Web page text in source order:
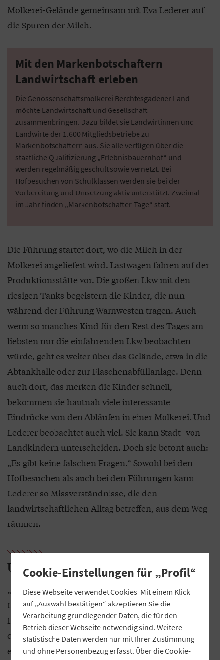
Molkerei-Gelände gemeinsam mit Eva Lederer auf
die Spuren der Milch.
Mit den Markenbotschaftern
Landwirtschaft erleben
Die Genossenschaftsmolkerei Berchtesgadener Land
möchte Landwirtschaft und Gesellschaft
zusammenbringen. Dazu bildet sie Landwirtinnen und
Landwirte der 1.600 Mitgliedsbetriebe zu
Markenbotschaftern aus. Sie alle verfügen über die
staatliche Qualifizierung „Erlebnisbauernhof“ und
werden regelmäßig geschult sowie vernetzt. Bei
Hofbesuchen von Schulklassen werden sie bei der
Vorbereitung und Umsetzung aktiv unterstützt. Zweimal
im Jahr finden „Markenbotschafter-Tage“ statt.
Die Führung startet dort, wo die Milch in der
Molkerei angeliefert wird. Lastwagen fahren auf der
Produktionsstätte vor. Die großen Lkw mit den
riesigen Tanks begeistern die Kinder, die nun
während der Führung Warnwesten tragen. Auch
wenn so manches Kind für den Rest des Tages am
liebsten nur die einfahrenden Lkw beobachten
würde, geht es weiter über das Gelände, etwa in die
Abtankhalle oder zur Flaschenabfüllanlage. Denn
auch dort, das merken die Kinder schnell,
bekommen sie hautnah viele interessante
Eindrücke von den Abläufen in einer Molkerei. Und
Lederer beobachtet auch viel. Sie kann Stadt- von
Landkindern unterscheiden. Doch sie betont auch:
„Es gibt keine falschen Fragen.“ Sowohl bei den
Hofbesuchen als auch bei den Führungen kann
Lederer so Missverständnisse, die den
landwirtschaftlichen Alltag betreffen, aus dem Weg
räumen.
Umweltschutz ist Kindern wichtig
„Nur stumpf Zahlen beten wir nicht runter“, sagt
Lederer. „Es geht darum, dass die Kinder bei den
Führungen mit allen Sinnen erleben können.“ Um
den jungen Besuchern alles anschaulich zu
erklären, hat sich Lederer den Gymnastikraum der
Cookie-Einstellungen für „Profil“
Diese Webseite verwendet Cookies. Mit einem Klick
auf „Auswahl bestätigen“ akzeptieren Sie die
Verarbeitung grundlegender Daten, die für den
Betrieb dieser Webseite notwendig sind. Weitere
statistische Daten werden nur mit Ihrer Zustimmung
und ohne Personenbezug erfasst. Über die Cookie-